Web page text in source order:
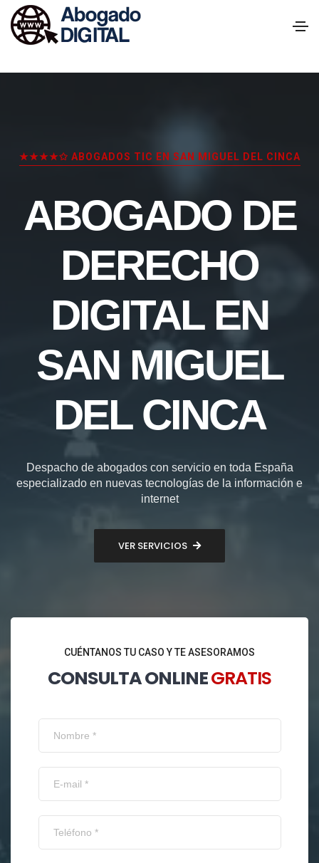
★★★★✩ ABOGADOS TIC EN SAN MIGUEL DEL CINCA
ABOGADO DE
DERECHO
DIGITAL EN
SAN MIGUEL
DEL CINCA
Despacho de abogados con servicio en toda España
especializado en nuevas tecnologías de la información e
internet
VER SERVICIOS
CUÉNTANOS TU CASO Y TE ASESORAMOS
CONSULTA ONLINEGRATIS